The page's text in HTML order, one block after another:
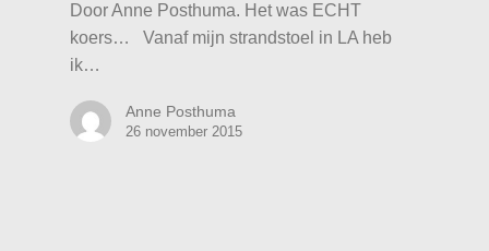
Door Anne Posthuma. Het was ECHT
koers… Vanaf mijn strandstoel in LA heb
ik…
Anne Posthuma
26 november 2015